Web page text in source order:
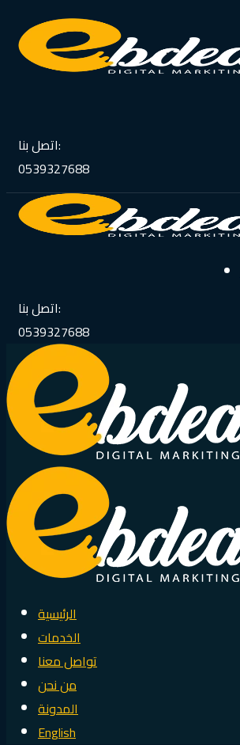
اتصل بنا:
0539327688
اتصل بنا:
0539327688
الرئيسية
الخدمات
تواصل معنا
من نحن
المدونة
English